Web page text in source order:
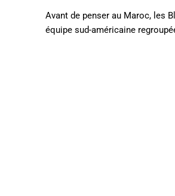
Avant de penser au Maroc, les
équipe sud-américaine